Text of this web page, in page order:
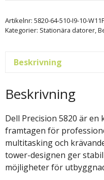
Artikelnr: 5820-64-510-I9-10-
Kategorier: Stationära datorer,
Beskrivning
Beskrivning
Dell Precision 5820 är
framtagen för
multitasking och
tower-designen ger
möjligheter för